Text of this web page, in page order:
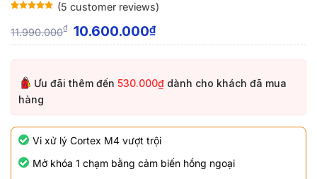
on
customer
(5 customer reviews)
11.990.000₫ 10.600.000₫
Ưu đãi thêm đến 530.000₫ dành cho khách đã mua
hàng
Vi xử lý Cortex M4 vượt trội
Mở khóa 1 chạm bằng cảm biến hồng ngoại